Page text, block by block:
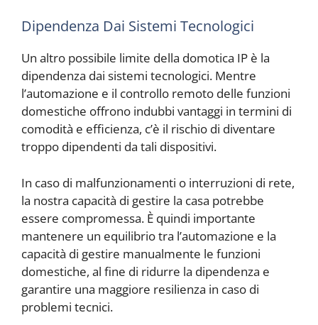
Dipendenza Dai Sistemi Tecnologici
Un altro possibile limite della domotica IP è la
dipendenza dai sistemi tecnologici. Mentre
l’automazione e il controllo remoto delle funzioni
domestiche offrono indubbi vantaggi in termini di
comodità e efficienza, c’è il rischio di diventare
troppo dipendenti da tali dispositivi.
In caso di malfunzionamenti o interruzioni di rete,
la nostra capacità di gestire la casa potrebbe
essere compromessa. È quindi importante
mantenere un equilibrio tra l’automazione e la
capacità di gestire manualmente le funzioni
domestiche, al fine di ridurre la dipendenza e
garantire una maggiore resilienza in caso di
problemi tecnici.